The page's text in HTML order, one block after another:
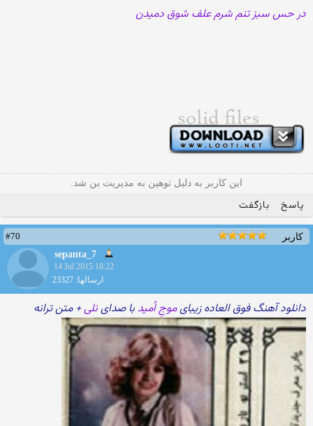
در حس سبز تنم شرم علف شوق دمیدن
این کاربر به دلیل توهین به مدیریت بن شد.
پاسخ بازگفت
کاربر
#70
sepanta_7
14 Jul 2015 18:22
ارسالها: 23327
دانلود آهنگ فوق العاده زیبایموجِ اُمید با صداینلی+ متن ترانه